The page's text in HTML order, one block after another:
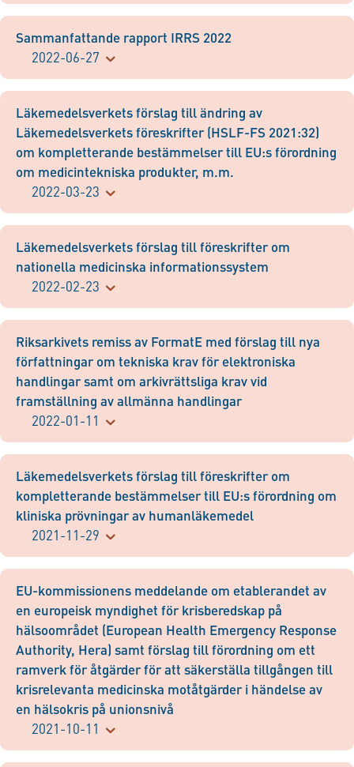
Sammanfattande rapport IRRS 2022
2022-06-27
Läkemedelsverkets förslag till ändring av
Läkemedelsverkets föreskrifter (HSLF-FS 2021:32)
om kompletterande bestämmelser till EU:s förordning
om medicintekniska produkter, m.m.
2022-03-23
Läkemedelsverkets förslag till föreskrifter om
nationella medicinska informationssystem
2022-02-23
Riksarkivets remiss av FormatE med förslag till nya
författningar om tekniska krav för elektroniska
handlingar samt om arkivrättsliga krav vid
framställning av allmänna handlingar
2022-01-11
Läkemedelsverkets förslag till föreskrifter om
kompletterande bestämmelser till EU:s förordning om
kliniska prövningar av humanläkemedel
2021-11-29
EU-kommissionens meddelande om etablerandet av
en europeisk myndighet för krisberedskap på
hälsoområdet (European Health Emergency Response
Authority, Hera) samt förslag till förordning om ett
ramverk för åtgärder för att säkerställa tillgången till
krisrelevanta medicinska motåtgärder i händelse av
en hälsokris på unionsnivå
2021-10-11